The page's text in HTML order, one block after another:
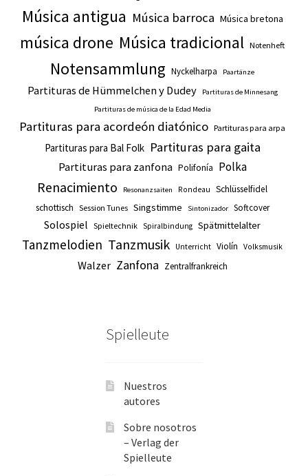
Música antigua Música barroca Música bretona
música drone Música tradicional Notenheft
Notensammlung Nyckelharpa Paartänze
Partituras de Hümmelchen y Dudey
Partituras de Minnesang
Partituras de música de la Edad Media
Partituras para acordeón diatónico Partituras para arpa
Partituras para Bal Folk Partituras para gaita
Partituras para zanfona Polifonía Polka
Renacimiento Resonanzsaiten Rondeau
Schlüsselfidel
schottisch Session Tunes Singstimme Sintonizador Softcover
Solospiel Spieltechnik Spiralbindung Spätmittelalter
Tanzmelodien Tanzmusik Unterricht Violín Volksmusik
Walzer Zanfona Zentralfrankreich
Spielleute
Nuestros
autores
Sobre nosotros
– Verlag der
Spielleute